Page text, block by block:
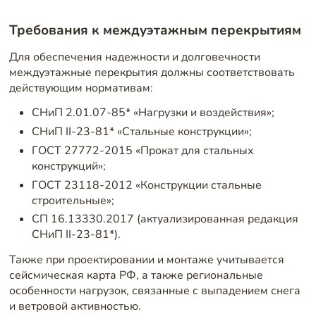
Требования к междуэтажным перекрытиям
Для обеспечения надежности и долговечности
междуэтажные перекрытия должны соответствовать
действующим нормативам:
СНиП 2.01.07-85* «Нагрузки и воздействия»;
СНиП II-23-81* «Стальные конструкции»;
ГОСТ 27772-2015 «Прокат для стальных
конструкций»;
ГОСТ 23118-2012 «Конструкции стальные
строительные»;
СП 16.13330.2017 (актуализированная редакция
СНиП II-23-81*).
Также при проектировании и монтаже учитывается
сейсмическая карта РФ, а также региональные
особенности нагрузок, связанные с выпадением снега
и ветровой активностью.